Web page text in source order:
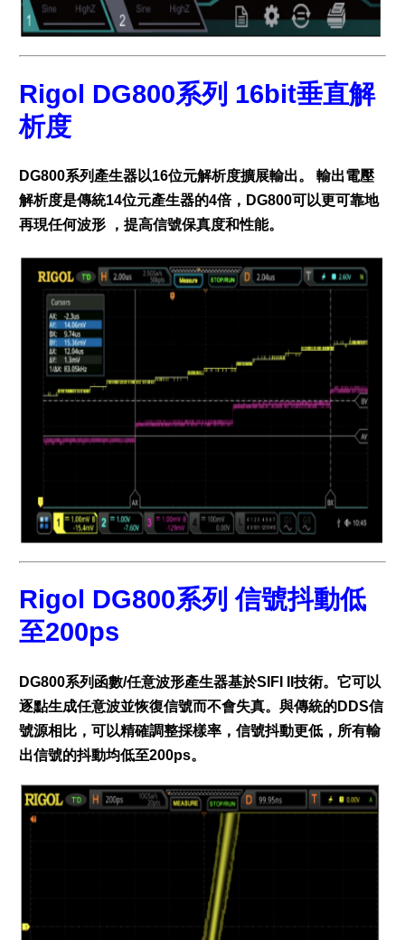
Rigol DG800系列 16bit垂直解
析度
DG800系列產生器以16位元解析度擴展輸出。 輸出電壓
解析度是傳統14位元產生器的4倍，DG800可以更可靠地
再現任何波形 ，提高信號保真度和性能。
Rigol DG800系列 信號抖動低
至200ps
DG800系列函數/任意波形產生器基於SIFI II技術。它可以
逐點生成任意波並恢復信號而不會失真。與傳統的DDS信
號源相比，可以精確調整採樣率，信號抖動更低，所有輸
出信號的抖動均低至200ps。